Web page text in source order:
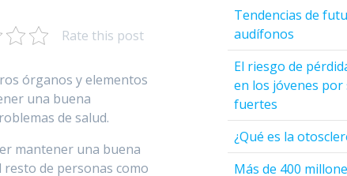
Rate this post
órganos y elementos
una buena
de salud.
mantener una buena
de personas como
Tendencias de
audífonos
El riesgo de
en los jóvenes por
fuertes
¿Qué es la
Más de 400